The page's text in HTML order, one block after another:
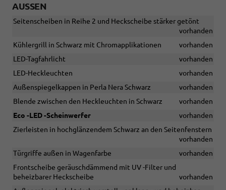
AUSSEN
Seitenscheiben in Reihe 2 und Heckscheibe stärker getönt
vorhanden
Kühlergrill in Schwarz mit Chromapplikationen
vorhanden
LED-Tagfahrlicht
vorhanden
LED-Heckleuchten
vorhanden
Außenspiegelkappen in Perla Nera Schwarz
vorhanden
Blende zwischen den Heckleuchten in Schwarz
vorhanden
Eco -LED -Scheinwerfer
vorhanden
Zierleisten in hochglänzendem Schwarz an den Seitenfenstern
vorhanden
Türgriffe außen in Wagenfarbe
vorhanden
Frontscheibe geräuschdämmend mit UV -Filter und
beheizbarer Heckscheibe
vorhanden